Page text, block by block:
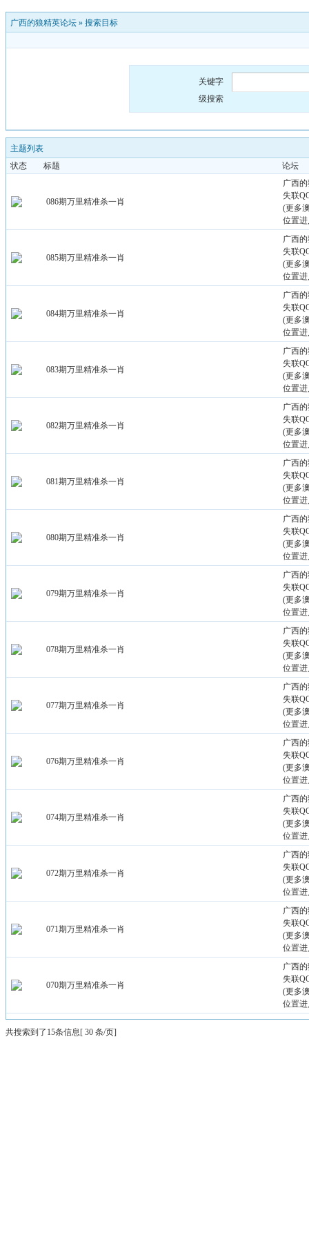
广西的狼精英论坛 » 搜索目标
关键字
级搜索
主题列表
状态
标题 论坛
086期万里精准杀一肖
广西
失联
(更多
位置
085期万里精准杀一肖
广西
失联
(更多
位置
084期万里精准杀一肖
广西
失联
(更多
位置
083期万里精准杀一肖
广西
失联
(更多
位置
082期万里精准杀一肖
广西
失联
(更多
位置
081期万里精准杀一肖
广西
失联
(更多
位置
080期万里精准杀一肖
广西
失联
(更多
位置
079期万里精准杀一肖
广西
失联
(更多
位置
078期万里精准杀一肖
广西
失联
(更多
位置
077期万里精准杀一肖
广西
失联
(更多
位置
076期万里精准杀一肖
广西
失联
(更多
位置
074期万里精准杀一肖
广西
失联
(更多
位置
072期万里精准杀一肖
广西
失联
(更多
位置
071期万里精准杀一肖
广西
失联
(更多
位置
070期万里精准杀一肖
广西
失联
(更多
位置
共搜索到了15条信息[ 30 条/页]